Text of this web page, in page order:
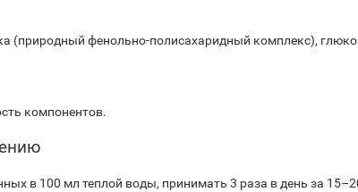
(природный фенольно-полисахаридный комплекс),
компонентов.
в 100 мл теплой воды, принимать 3 раза в день за